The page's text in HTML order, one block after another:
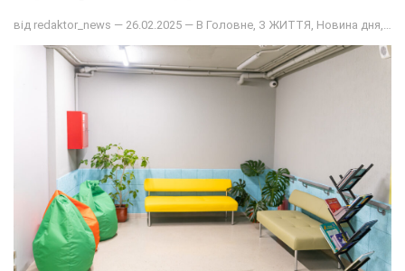
від redaktor_news — 26.02.2025 — В Головне З ЖИТТЯ Новина дня